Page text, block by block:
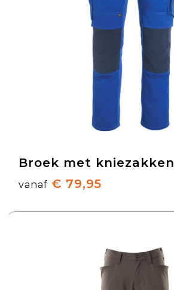
Broek met kniezakken
vanaf € 79,95